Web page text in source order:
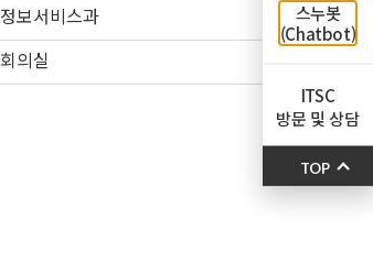
정보서비스과
회의실
스누봇
(Chatbot)
ITSC
방문 및 상담
TOP